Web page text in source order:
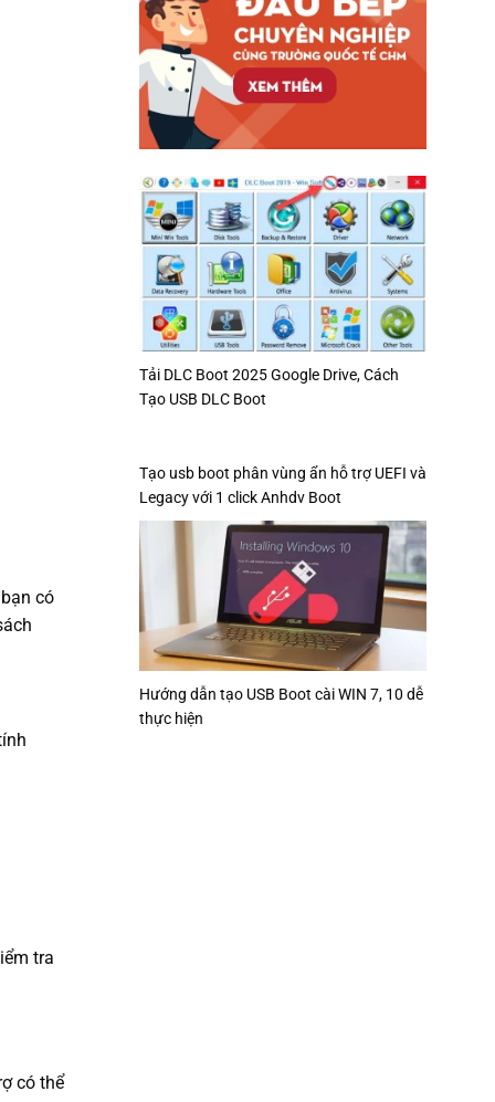
có
tra
có thể
Tải DLC Boot 2025 Google Drive, Cách
Tạo USB DLC Boot
Tạo usb boot phân vùng ẩn hỗ trợ UEFI và
Legacy với 1 click Anhdv Boot
Hướng dẫn tạo USB Boot cài WIN 7, 10 dễ
thực hiện